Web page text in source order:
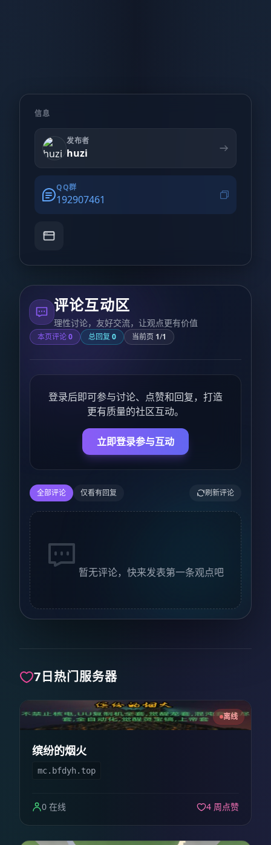
信息
发布者
huzi
QQ群
192907461
评论互动区
理性讨论，友好交流，让观点更有价值
本页评论0 总回复 0 当前页 1/1
登录后即可参与讨论、点赞和回复，打造
更有质量的社区互动。
立即登录参与互动
全部评论 仅看有回复 刷新评论
暂无评论，快来发表第一条观点吧
7日热门服务器
离线
缤纷的烟火
mc.bfdyh.top
0 在线 4 周点赞